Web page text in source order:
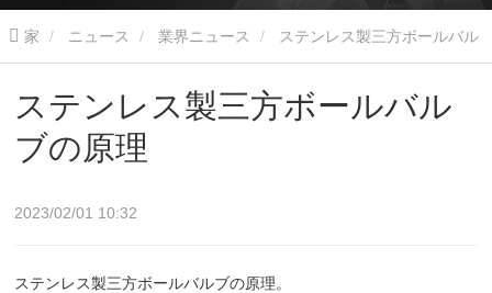
家 ニュース 業界ニュース
ステンレス製三方ボールバル
ブの原理
2023/02/01 10:32
ステンレス製三方ボールバルブの原理。